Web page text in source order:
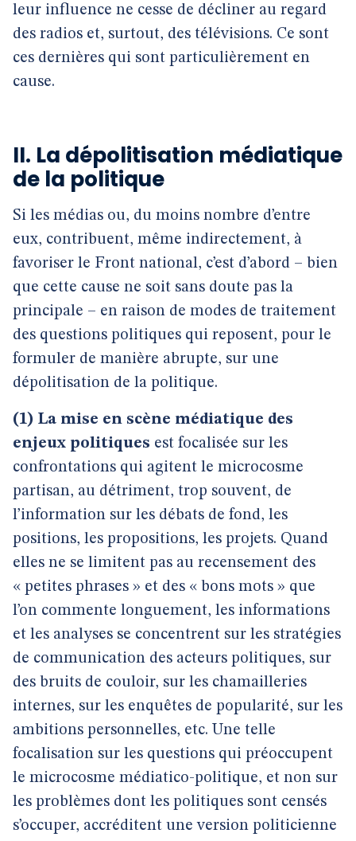
leur influence ne cesse de décliner au regard
des radios et, surtout, des télévisions. Ce sont
ces dernières qui sont particulièrement en
cause.
II. La dépolitisation médiatique
de la politique
Si les médias ou, du moins nombre d’entre
eux, contribuent, même indirectement, à
favoriser le Front national, c’est d’abord – bien
que cette cause ne soit sans doute pas la
principale – en raison de modes de traitement
des questions politiques qui reposent, pour le
formuler de manière abrupte, sur une
dépolitisation de la politique.
(1) La mise en scène médiatique des
enjeux politiques est focalisée sur les
confrontations qui agitent le microcosme
partisan, au détriment, trop souvent, de
l’information sur les débats de fond, les
positions, les propositions, les projets. Quand
elles ne se limitent pas au recensement des
« petites phrases » et des « bons mots » que
l’on commente longuement, les informations
et les analyses se concentrent sur les stratégies
de communication des acteurs politiques, sur
des bruits de couloir, sur les chamailleries
internes, sur les enquêtes de popularité, sur les
ambitions personnelles, etc. Une telle
focalisation sur les questions qui préoccupent
le microcosme médiatico-politique, et non sur
les problèmes dont les politiques sont censés
s’occuper, accréditent une version politicienne